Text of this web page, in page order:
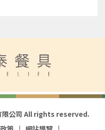
限公司 All rights reserved.